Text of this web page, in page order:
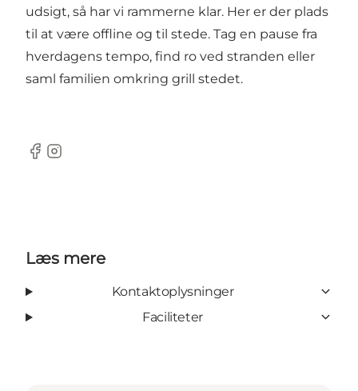
udsigt, så har vi rammerne klar. Her er der plads
til at være offline og til stede. Tag en pause fra
hverdagens tempo, find ro ved stranden eller
saml familien omkring grill stedet.
Facebook
Instagram
Læs mere
Kontaktoplysninger
Faciliteter